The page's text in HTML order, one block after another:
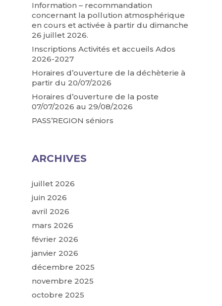
Information – recommandation
concernant la pollution atmosphérique
en cours et activée à partir du dimanche
26 juillet 2026.
Inscriptions Activités et accueils Ados
2026-2027
Horaires d’ouverture de la déchèterie à
partir du 20/07/2026
Horaires d’ouverture de la poste
07/07/2026 au 29/08/2026
PASS’REGION séniors
ARCHIVES
juillet 2026
juin 2026
avril 2026
mars 2026
février 2026
janvier 2026
décembre 2025
novembre 2025
octobre 2025